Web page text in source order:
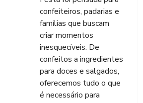
confeiteiros, padarias e
famílias que buscam
criar momentos
inesquecíveis. De
confeitos a ingredientes
para doces e salgados,
oferecemos tudo o que
é necessário para